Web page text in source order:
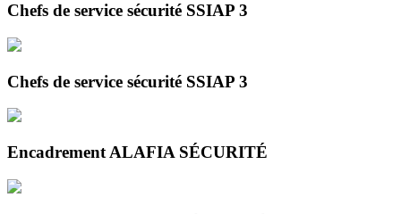
Chefs de service sécurité SSIAP 3
Chefs de service sécurité SSIAP 3
Encadrement ALAFIA SÉCURITÉ